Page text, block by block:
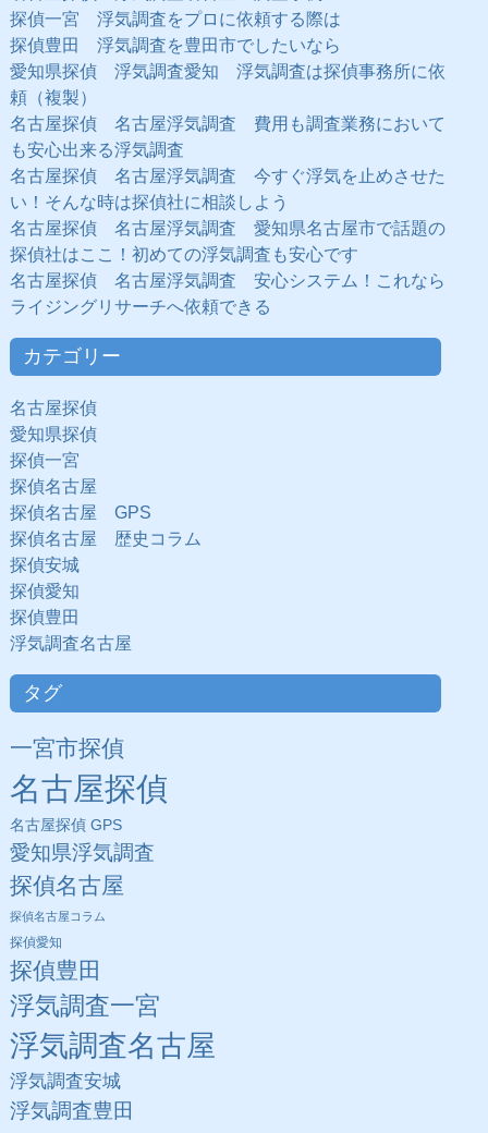
探偵一宮 浮気調査をプロに依頼する際は
探偵豊田 浮気調査を豊田市でしたいなら
愛知県探偵 浮気調査愛知 浮気調査は探偵事務所に依
頼（複製）
名古屋探偵 名古屋浮気調査 費用も調査業務において
も安心出来る浮気調査
名古屋探偵 名古屋浮気調査 今すぐ浮気を止めさせた
い！そんな時は探偵社に相談しよう
名古屋探偵 名古屋浮気調査 愛知県名古屋市で話題の
探偵社はここ！初めての浮気調査も安心です
名古屋探偵 名古屋浮気調査 安心システム！これなら
ライジングリサーチへ依頼できる
カテゴリー
名古屋探偵
愛知県探偵
探偵一宮
探偵名古屋
探偵名古屋 GPS
探偵名古屋 歴史コラム
探偵安城
探偵愛知
探偵豊田
浮気調査名古屋
タグ
一宮市探偵
名古屋探偵
名古屋探偵 GPS
愛知県浮気調査
探偵名古屋
探偵名古屋コラム
探偵愛知
探偵豊田
浮気調査一宮
浮気調査名古屋
浮気調査安城
浮気調査豊田